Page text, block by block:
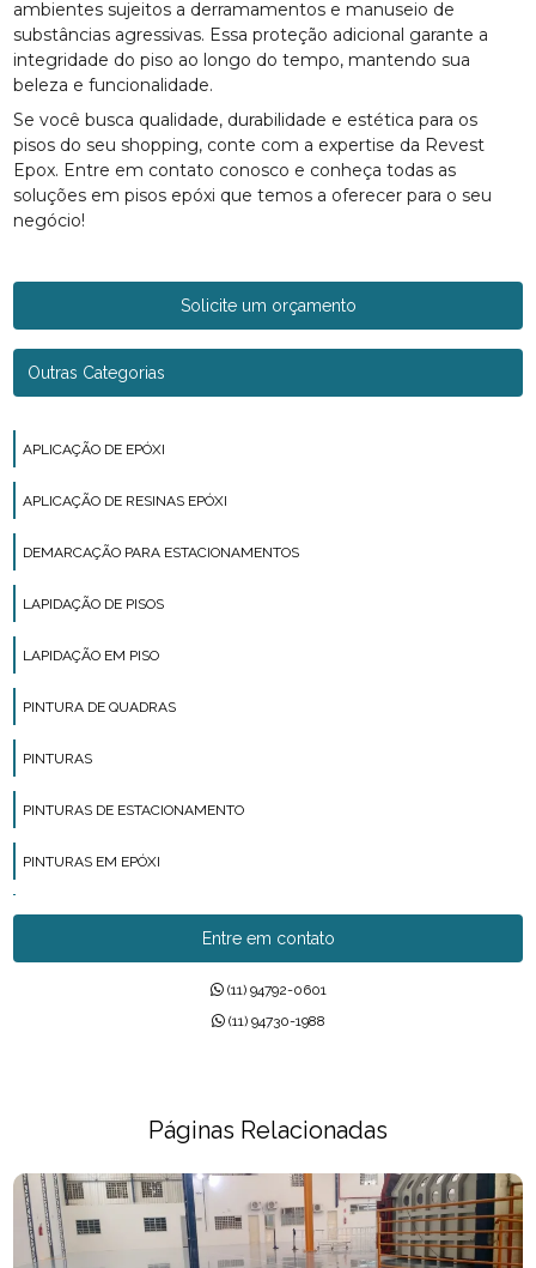
ambientes sujeitos a derramamentos e manuseio de
substâncias agressivas. Essa proteção adicional garante a
integridade do piso ao longo do tempo, mantendo sua
beleza e funcionalidade.
Se você busca qualidade, durabilidade e estética para os
pisos do seu shopping, conte com a expertise da Revest
Epox. Entre em contato conosco e conheça todas as
soluções em pisos epóxi que temos a oferecer para o seu
negócio!
Solicite um orçamento
Outras Categorias
APLICAÇÃO DE EPÓXI
APLICAÇÃO DE RESINAS EPÓXI
DEMARCAÇÃO PARA ESTACIONAMENTOS
LAPIDAÇÃO DE PISOS
LAPIDAÇÃO EM PISO
PINTURA DE QUADRAS
PINTURAS
PINTURAS DE ESTACIONAMENTO
PINTURAS EM EPÓXI
PINTURAS EM POLIURETANO
PINTURAS EPÓXI
PISOS DE CONCRETO POLIDO
PISOS DE URETANO
Entre em contato
(11) 94792-0601
(11) 94730-1988
Páginas Relacionadas